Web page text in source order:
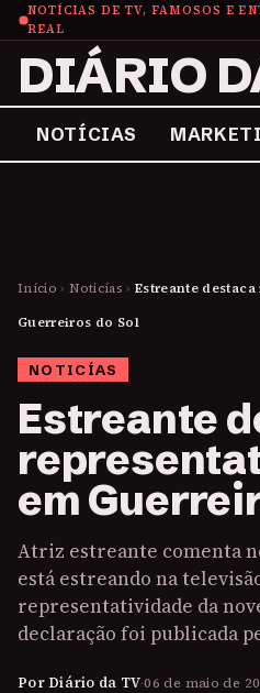
NOTÍCIAS DE TV, FAMOSOS E
REAL
DIÁRIO
NOTÍCIAS
Início › Noticías › Estreante
Guerreiros do Sol
NOTICÍAS
Estreante
em
Atriz estreante comenta
está estreando na
representatividade da
declaração foi publicada
Por Diário da TV·06 de maio de